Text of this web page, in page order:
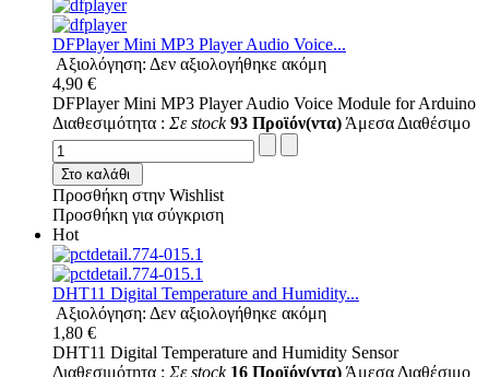
DFPlayer Mini MP3 Player Audio Voice...
Αξιολόγηση: Δεν αξιολογήθηκε ακόμη
4,90 €
DFPlayer Mini MP3 Player Audio Voice Module for Arduino
Διαθεσιμότητα : Σε stock 93 Προϊόν(ντα) Άμεσα Διαθέσιμο
Στο καλάθι
Προσθήκη στην Wishlist
Προσθήκη για σύγκριση
Hot
DHT11 Digital Temperature and Humidity...
Αξιολόγηση: Δεν αξιολογήθηκε ακόμη
1,80 €
DHT11 Digital Temperature and Humidity Sensor
Διαθεσιμότητα : Σε stock 16 Προϊόν(ντα) Άμεσα Διαθέσιμο